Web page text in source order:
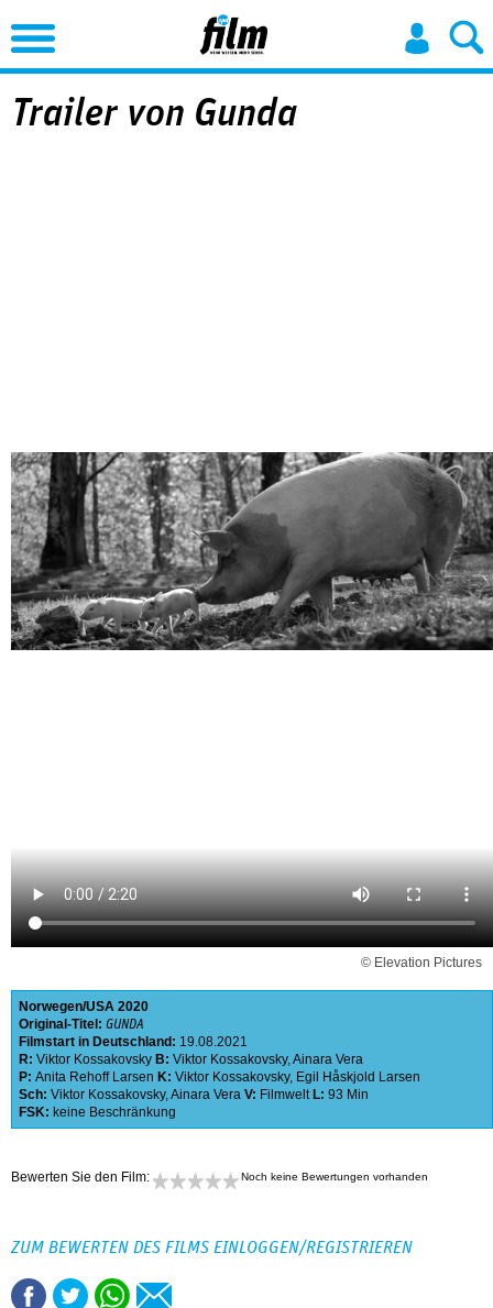
Jump to Navigation
Trailer von Gunda
© Elevation Pictures
Norwegen USA 2020
Original-Titel: GUNDA
Filmstart in Deutschland: 19.08.2021
R: Viktor Kossakovsky B: Viktor Kossakovsky,Ainara Vera
P: Anita Rehoff Larsen K: Viktor Kossakovsky, Egil Håskjold Larsen
Sch: Viktor Kossakovsky,Ainara Vera V: Filmwelt L: 93 Min
FSK: keine Beschränkung
Bewerten Sie den Film: Noch keine Bewertungen vorhanden
ZUM BEWERTEN DES FILMS EINLOGGEN/REGISTRIEREN